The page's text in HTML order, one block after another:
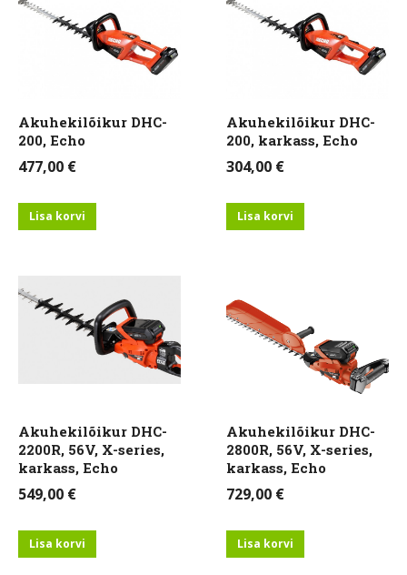
Akuhekilõikur DHC-
200, Echo
477,00 €
Lisa korvi
Akuhekilõikur DHC-
200, karkass, Echo
304,00 €
Lisa korvi
Akuhekilõikur DHC-
2200R, 56V, X-series,
karkass, Echo
549,00 €
Lisa korvi
Akuhekilõikur DHC-
2800R, 56V, X-series,
karkass, Echo
729,00 €
Lisa korvi